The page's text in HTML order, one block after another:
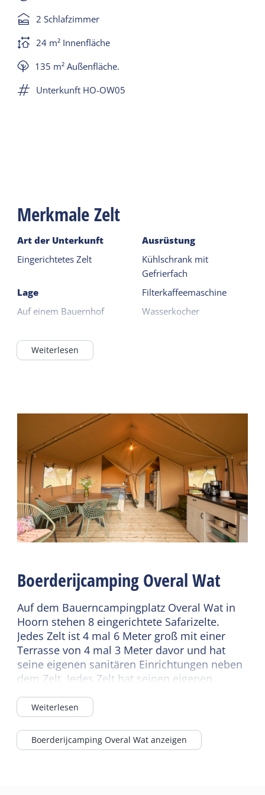
Verbindung setzen.
2 Schlafzimmer
24 m² Innenfläche
135 m² Außenfläche.
Unterkunft HO-OW05
Merkmale Zelt
Art der Unterkunft
Eingerichtetes Zelt
Lage
Auf einem Bauernhof
Allgemein
Sanitär
Beheiztes Sanitär
(camping)
Ausrüstung
Kühlschrank mit
Gefrierfach
Filterkaffeemaschine
Wasserkocher
Wifi (geteilt)
Parkplatz
Spielfeld
Weiterlesen
Boerderijcamping Overal Wat
Auf dem Bauerncampingplatz Overal Wat in
Hoorn stehen 8 eingerichtete Safarizelte.
Jedes Zelt ist 4 mal 6 Meter groß mit einer
Terrasse von 4 mal 3 Meter davor und hat
seine eigenen sanitären Einrichtungen neben
dem Zelt. Jedes Zelt hat seinen eigenen
zwischen diesen beiden Zelten platziert wird.
Die sanitären Einrichtungen bestehen aus
Toilette, Dusche, Waschbecken, Haartrockner
und Heizung. In den Safarizelten Nr. 4 und 5
Weiterlesen
Boerderijcamping Overal Wat anzeigen